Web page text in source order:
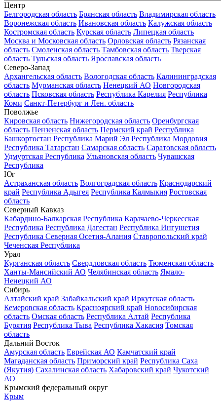
Центр
Белгородская область Брянская область Владимирская область
Воронежская область Ивановская область Калужская область
Костромская область Курская область Липецкая область
Москва и Московская область Орловская область Рязанская
область Смоленская область Тамбовская область Тверская
область Тульская область Ярославская область
Северо-Запад
Архангельская область Вологодская область Калининградская
область Мурманская область Ненецкий АО Новгородская
область Псковская область Республика Карелия Республика
Коми Санкт-Петербург и Лен. область
Поволжье
Кировская область Нижегородская область Оренбургская
область Пензенская область Пермский край Республика
Башкортостан Республика Марий Эл Республика Мордовия
Республика Татарстан Самарская область Саратовская область
Удмуртская Республика Ульяновская область Чувашская
Республика
Юг
Астраханская область Волгоградская область Краснодарский
край Республика Адыгея Республика Калмыкия Ростовская
область
Северный Кавказ
Кабардино-Балкарская Республика Карачаево-Черкесская
Республика Республика Дагестан Республика Ингушетия
Республика Северная Осетия-Алания Ставропольский край
Чеченская Республика
Урал
Курганская область Свердловская область Тюменская область
Ханты-Мансийский АО Челябинская область Ямало-
Ненецкий АО
Сибирь
Алтайский край Забайкальский край Иркутская область
Кемеровская область Красноярский край Новосибирская
область Омская область Республика Алтай Республика
Бурятия Республика Тыва Республика Хакасия Томская
область
Дальний Восток
Амурская область Еврейская АО Камчатский край
Магаданская область Приморский край Республика Саха
(Якутия) Сахалинская область Хабаровский край Чукотский
АО
Крымский федеральный округ
Крым